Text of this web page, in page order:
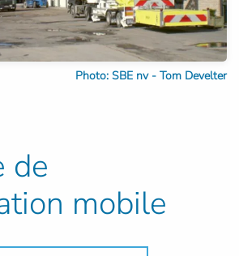
Photo: SBE nv - Tom Develter
de
mobile